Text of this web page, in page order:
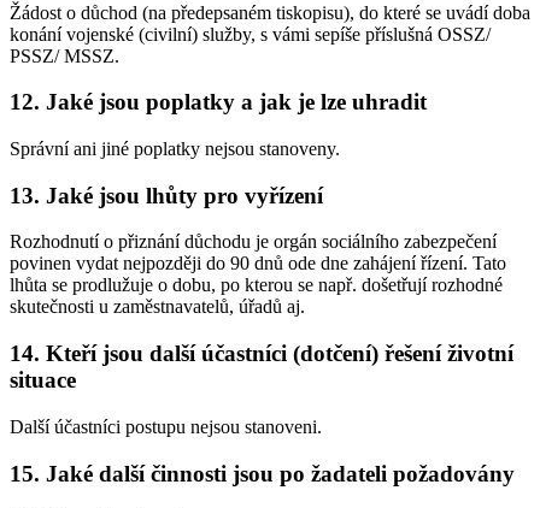
Žádost o důchod (na předepsaném tiskopisu), do které se uvádí doba
konání vojenské (civilní) služby, s vámi sepíše příslušná OSSZ/
PSSZ/ MSSZ.
12. Jaké jsou poplatky a jak je lze uhradit
Správní ani jiné poplatky nejsou stanoveny.
13. Jaké jsou lhůty pro vyřízení
Rozhodnutí o přiznání důchodu je orgán sociálního zabezpečení
povinen vydat nejpozději do 90 dnů ode dne zahájení řízení. Tato
lhůta se prodlužuje o dobu, po kterou se např. došetřují rozhodné
skutečnosti u zaměstnavatelů, úřadů aj.
14. Kteří jsou další účastníci (dotčení) řešení životní
situace
Další účastníci postupu nejsou stanoveni.
15. Jaké další činnosti jsou po žadateli požadovány